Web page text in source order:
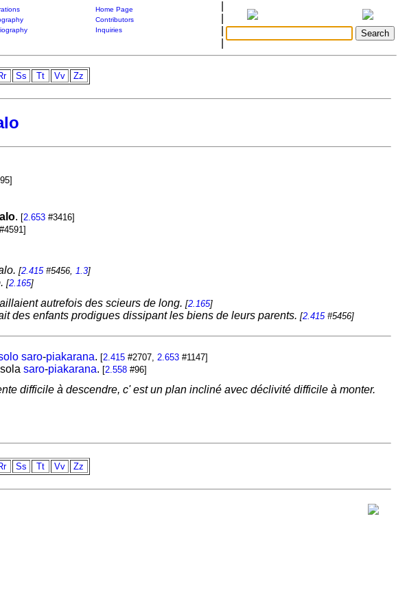
Home Page
Contributors
Inquiries
Ss Tt Vv Zz
. [2.653#3416]
[2.415#5456, 1.3]
[2.165]
autrefois des scieurs de long. [2.165]
des enfants prodigues dissipant les biens de leurs parents. [2.415#5456]
saro-piakarana. [2.415#2707, 2.653#1147]
saro-piakarana. [2.558#96]
difficile à descendre, c' est un plan incliné avec déclivité difficile à monter.
Ss Tt Vv Zz